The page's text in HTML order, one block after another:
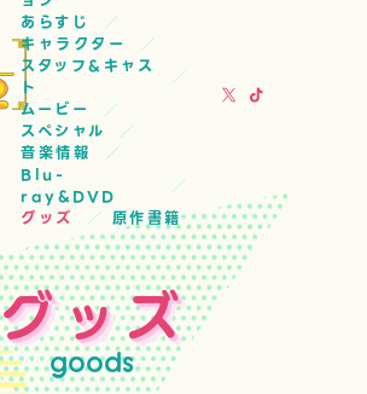
あらすじ
キャラクター
スタッフ&キャス
ト
ムービー
スペシャル
音楽情報
Blu-
ray&DVD
グッズ
原作書籍
グッズ
goods